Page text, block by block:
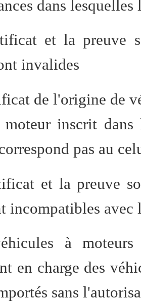
dans
et la preuve
invalides
de l'origine de
moteur inscrit
pas au
et la preuve
incompatibles
à
en charge des
sans